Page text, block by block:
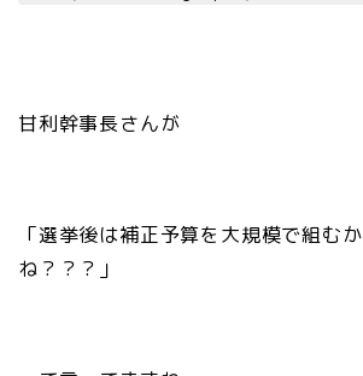
甘利幹事長さんが
「選挙後は補正予算を大規模で組む
ね？？？」